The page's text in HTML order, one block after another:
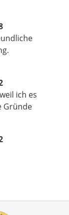
ich es
Gründe